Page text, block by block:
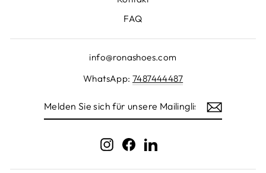
FAQ
info@ronashoes.com
WhatsApp: 7487444487
Instagram
FacebookLinkedIn